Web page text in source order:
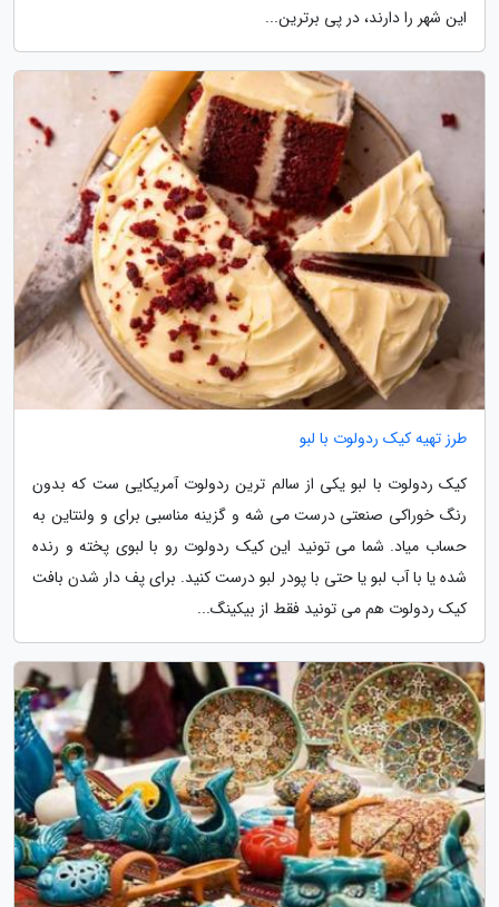
این شهر را دارند، در پی برترین...
طرز تهیه کیک ردولوت با لبو
کیک ردولوت با لبو یکی از سالم ترین ردولوت آمریکایی ست که بدون
رنگ خوراکی صنعتی درست می شه و گزینه مناسبی برای و ولنتاین به
حساب میاد. شما می تونید این کیک ردولوت رو با لبوی پخته و رنده
شده یا با آب لبو یا حتی با پودر لبو درست کنید. برای پف دار شدن بافت
کیک ردولوت هم می تونید فقط از بیکینگ...